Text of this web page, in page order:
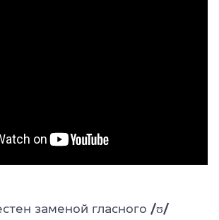
заменой гласного /ʊ/